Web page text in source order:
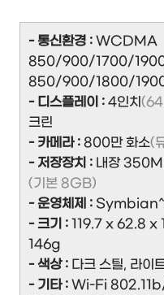
- 통신환경 : WCDMA
850/900/1700/
850/900/1800/
- 디스플레이 : 4인치
크린
- 카메라 : 800만 화소(
- 저장장치 : 내장
(기본 8GB)
- 운영체제 :
- 크기 : 119.7 x
146g
- 색상 : 다크 스틸, 라이
- 기타 : Wi-Fi